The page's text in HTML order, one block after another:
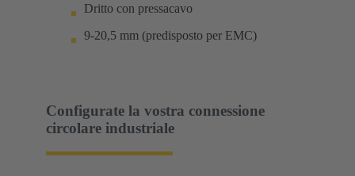
Dritto con pressacavo
9-20,5 mm (predisposto per EMC)
Configurate la vostra connessione
circolare industriale